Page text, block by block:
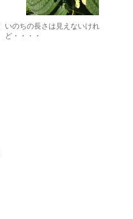
いのちの長さは見えないけれ
ど・・・・